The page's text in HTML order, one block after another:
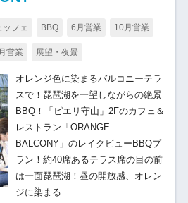
ッフェ BBQ 6月営業 10月営業
営業 展望・夜景
オレンジ色に染まるバルコニーテラ
スで！琵琶湖を一望しながらの絶景
BBQ！「ピエリ守山」2Fのカフェ＆
レストラン「ORANGE
BALCONY」のレイクビューBBQプ
ラン！約40席あるテラス席の目の前
は一面琵琶湖！昼の開放感、オレン
ジに染まる